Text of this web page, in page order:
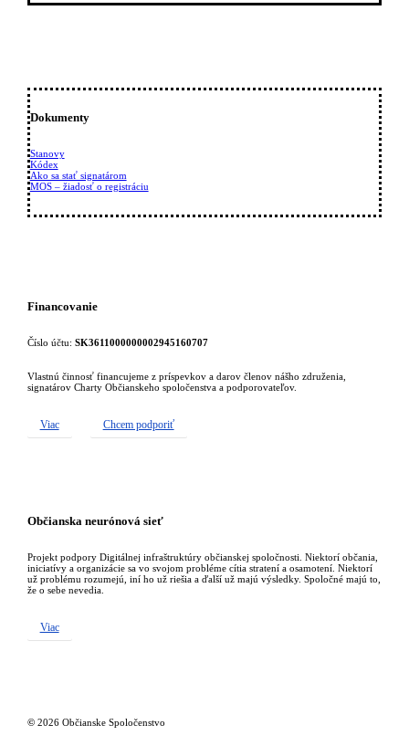
Dokumenty
Stanovy
Kódex
Ako sa stať signatárom
MOS – žiadosť o registráciu
Financovanie
Číslo účtu: SK3611000000002945160707
Vlastnú činnosť financujeme z príspevkov a darov členov nášho združenia,
signatárov Charty Občianskeho spoločenstva a podporovateľov.
Viac Chcem podporiť
Občianska neurónová sieť
Projekt podpory Digitálnej infraštruktúry občianskej spoločnosti. Niektorí občania,
iniciatívy a organizácie sa vo svojom probléme cítia stratení a osamotení. Niektorí
už problému rozumejú, iní ho už riešia a ďalší už majú výsledky. Spoločné majú to,
že o sebe nevedia.
Viac
© 2026Občianske Spoločenstvo